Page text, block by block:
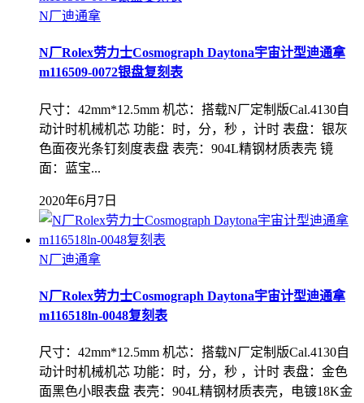
N厂迪通拿
N厂Rolex劳力士Cosmograph Daytona宇宙计型迪通拿
m116509-0072银盘复刻表
尺寸：42mm*12.5mm 机芯：搭载N厂定制版Cal.4130自
动计时机械机芯 功能：时，分，秒 ，计时 表盘：银灰
色面夜光条钉刻度表盘 表壳：904L精钢材质表壳 镜
面：蓝宝...
2020年6月7日
N厂迪通拿
N厂Rolex劳力士Cosmograph Daytona宇宙计型迪通拿
m116518ln-0048复刻表
尺寸：42mm*12.5mm 机芯：搭载N厂定制版Cal.4130自
动计时机械机芯 功能：时，分，秒 ，计时 表盘：金色
面黑色小眼表盘 表壳：904L精钢材质表壳，电镀18K金